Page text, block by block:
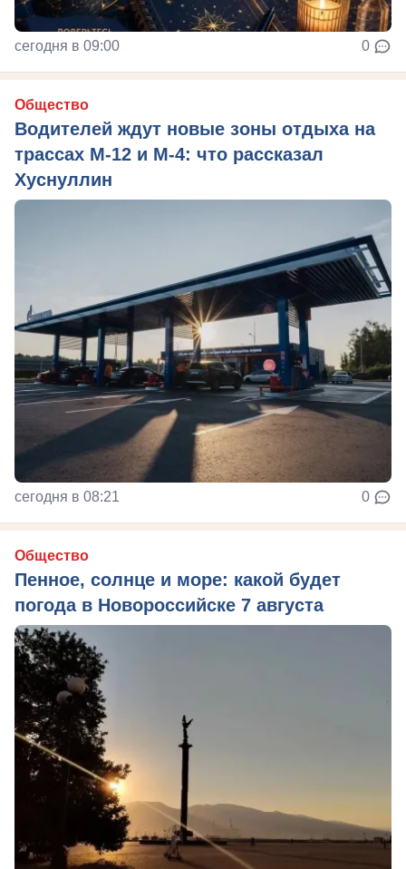
сегодня в 09:00 0
Общество
Водителей ждут новые зоны отдыха на
трассах М-12 и М-4: что рассказал
Хуснуллин
сегодня в 08:21 0
Общество
Пенное, солнце и море: какой будет
погода в Новороссийске 7 августа